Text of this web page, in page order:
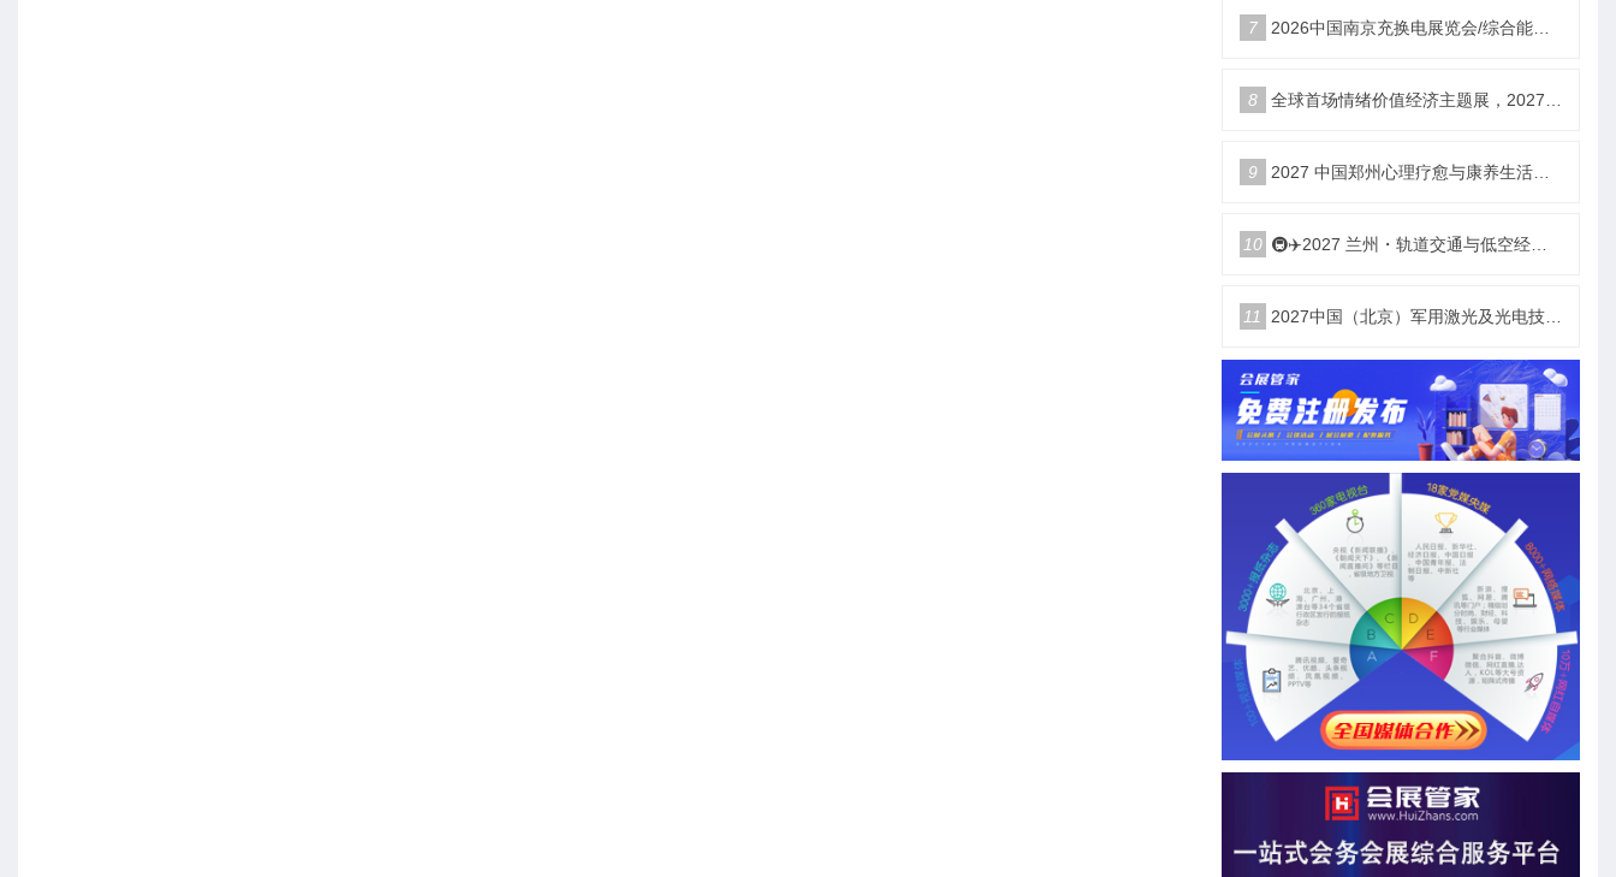
7 2026中国南京充换电展览会/综合能源服务站博览会
8 全球首场情绪价值经济主题展，2027郑州国际情绪价值经济博览会
9 2027 中国郑州心理疗愈与康养生活产业博览会
10 🚇✈️2027 兰州・轨道交通与低空经济展览会即将启幕！
11 2027中国（北京）军用激光及光电技术展览会